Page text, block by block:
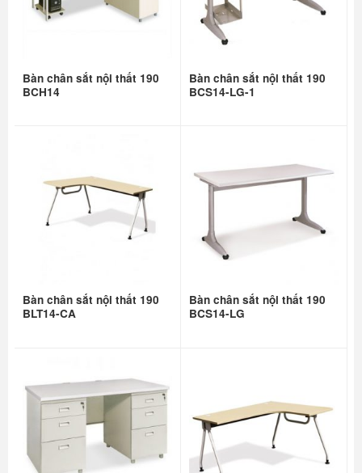
Bàn chân sắt nội thất 190
BCH14
Bàn chân sắt nội thất 190
BCS14-LG-1
Bàn chân sắt nội thất 190
BLT14-CA
Bàn chân sắt nội thất 190
BCS14-LG